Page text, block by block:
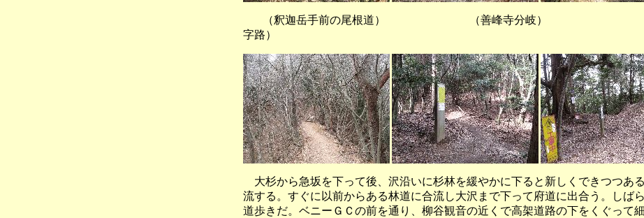
（釈迦岳手前の尾根道） （善峰寺分岐） （大
字路）
大杉から急坂を下って後、沢沿いに杉林を緩やかに下ると新しくできつつあ
流する。すぐに以前からある林道に合流し大沢まで下って府道に出合う。しば
道歩きだ。ベニーＧＣの前を通り、柳谷観音の近くで高架道路の下をくぐって